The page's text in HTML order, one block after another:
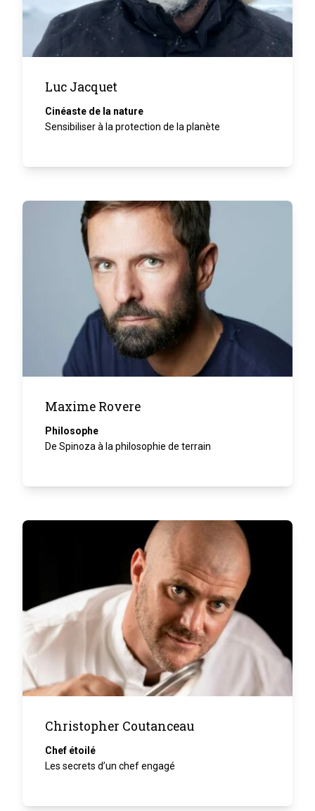
Luc Jacquet
Cinéaste de la nature
Sensibiliser à la protection de la planète
Maxime Rovere
Philosophe
De Spinoza à la philosophie de terrain
Christopher Coutanceau
Chef étoilé
Les secrets d’un chef engagé